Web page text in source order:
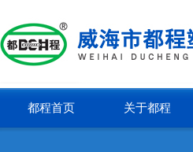
都程首页 关于都程